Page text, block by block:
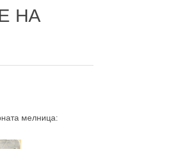
НА
мелница: